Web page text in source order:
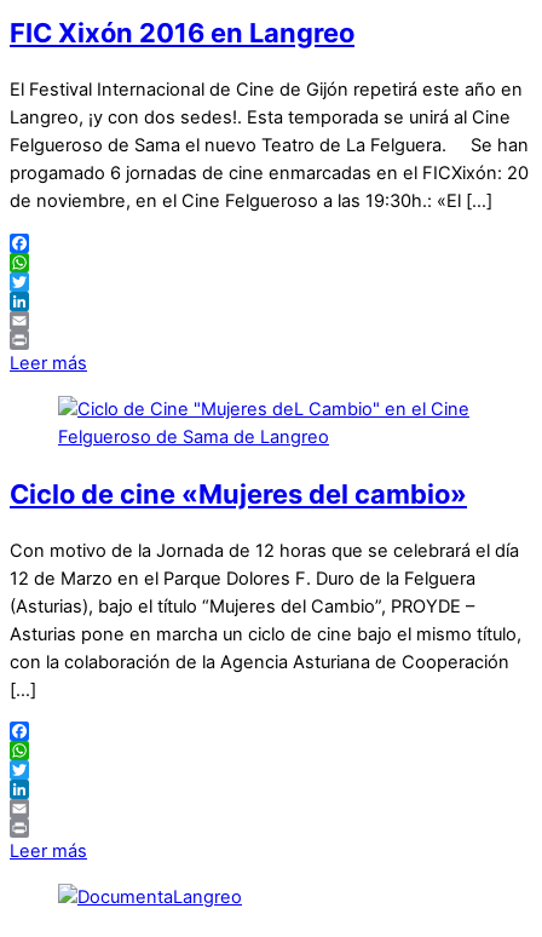
FIC Xixón 2016 en Langreo
El Festival Internacional de Cine de Gijón repetirá este año en
Langreo, ¡y con dos sedes!. Esta temporada se unirá al Cine
Felgueroso de Sama el nuevo Teatro de La Felguera. Se han
progamado 6 jornadas de cine enmarcadas en el FICXixón: 20
de noviembre, en el Cine Felgueroso a las 19:30h.: «El […]
Facebook
WhatsApp
Twitter
LinkedIn
Email
Print
Leer más
Ciclo de cine «Mujeres del cambio»
Con motivo de la Jornada de 12 horas que se celebrará el día
12 de Marzo en el Parque Dolores F. Duro de la Felguera
(Asturias), bajo el título “Mujeres del Cambio”, PROYDE –
Asturias pone en marcha un ciclo de cine bajo el mismo título,
con la colaboración de la Agencia Asturiana de Cooperación
[…]
Facebook
WhatsApp
Twitter
LinkedIn
Email
Print
Leer más